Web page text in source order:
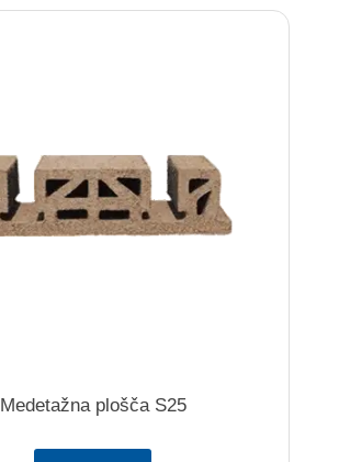
Medetažna plošča S25